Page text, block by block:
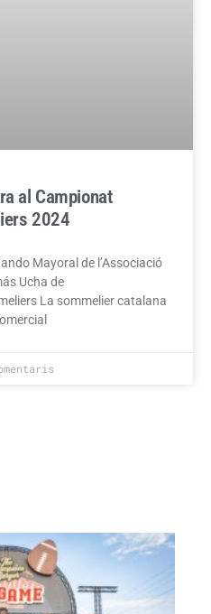
al Campionat
2024
Mayoral de l’Associació
Ucha de
La sommelier catalana